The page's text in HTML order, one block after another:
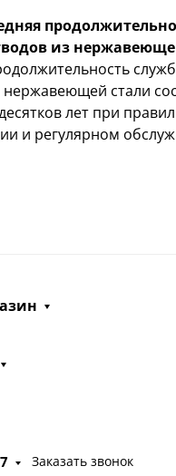
из
нержавеющей стали
лет при
и регулярном
Заказать звонок